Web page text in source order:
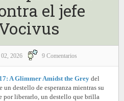
el jefe
2026 9 Comentarios
A Glimmer Amidst the Grey del
un destello de esperanza mientras su
por liberarlo, un destello que brilla